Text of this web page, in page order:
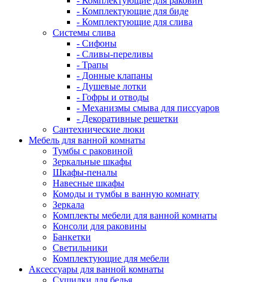
- Комплектующие для биде
- Комплектующие для слива
Системы слива
- Сифоны
- Сливы-переливы
- Трапы
- Донные клапаны
- Душевые лотки
- Гофры и отводы
- Механизмы смыва для писсуаров
- Декоративные решетки
Сантехнические люки
Мебель для ванной комнаты
Тумбы с раковиной
Зеркальные шкафы
Шкафы-пеналы
Навесные шкафы
Комоды и тумбы в ванную комнату
Зеркала
Комплекты мебели для ванной комнаты
Консоли для раковины
Банкетки
Светильники
Комплектующие для мебели
Аксессуары для ванной комнаты
Сушилки для белья